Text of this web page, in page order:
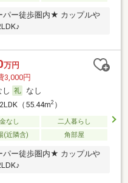
パー徒歩圏内★ カップルや
万円
3,000円
し
なし
（55.44m2）
なし
二人暮らし
(近隣含) 角部屋
パー徒歩圏内★ カップルや